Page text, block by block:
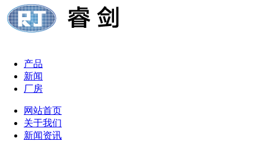
产品
新闻
厂房
网站首页
关于我们
新闻资讯